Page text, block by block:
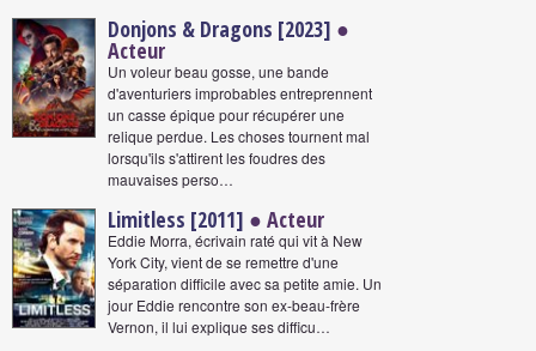
Donjons & Dragons [2023] ●
Acteur
Un voleur beau gosse, une bande
d'aventuriers improbables entreprennent
un casse épique pour récupérer une
relique perdue. Les choses tournent mal
lorsqu'ils s'attirent les foudres des
mauvaises perso…
Limitless [2011] ● Acteur
Eddie Morra, écrivain raté qui vit à New
York City, vient de se remettre d'une
séparation difficile avec sa petite amie. Un
jour Eddie rencontre son ex-beau-frère
Vernon, il lui explique ses difficu…